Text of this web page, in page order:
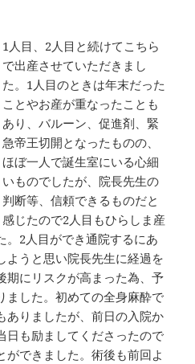
1人目、2人目と続けてこちら
で出産させていただきまし
た。1人目のときは年末だった
ことやお産が重なったことも
あり、バルーン、促進剤、緊
急帝王切開となったものの、
ほぼ一人で誕生室にいる心細
いものでしたが、院長先生の
判断等、信頼できるものだと
感じたので2人目もひらしま産
。2人目ができ通院するにあ
ようと思い院長先生に経過を
期にリスクが高まった為、予
ました。初めての全身麻酔で
ありましたが、前日の入院か
日も励ましてくださったので
ができました。術後も前回よ